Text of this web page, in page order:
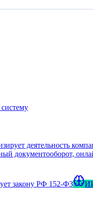
деятельность
документооборот,
по числу
OS, iOS и Android.
закону РФ 152-ФЗ